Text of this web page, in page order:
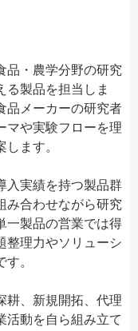
・農学分野の研究
る製品を担当しま
品メーカーの研究者
マや実験フローを理
ます。
入実績を持つ製品群
み合わせながら研究
一製品の営業では得
整理力やソリューシ
。
、新規開拓、代理
活動を自ら組み立て